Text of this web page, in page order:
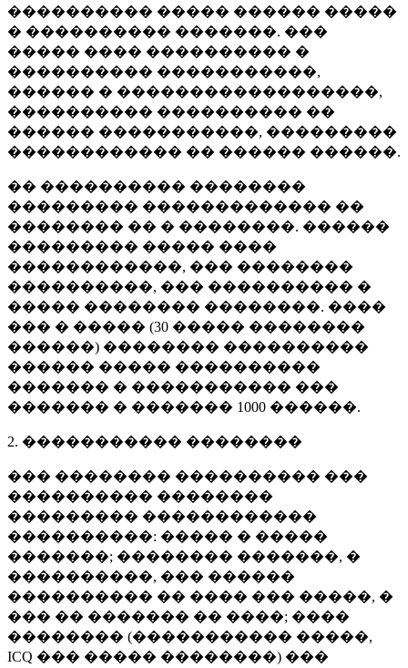
���������� ����� ������ �����
� ���������� �������. ���
����� ���� ���������� �
���������� �����������,
������ � ������������������,
���������� ���������� ��
������ �����������, ���������
������������ �� ������ ������.
�� ���������� ��������
��������� ������������� ��
�������� �� � ��������. ������
��������� ����� ����
������������, ��� ��������
����������, ��� ���������� �
����� �������� ��������. ����
��� � ����� (30 ����� ��������
������) �������� ����������
������ ����� ����������
������� � ����������� ���
������� � ������� 1000 ������.
2. ����������� ��������
��� �������� ���������� ���
���������� ��������
��������� ������������
����������: ����� � �����
�������; �������� �������, �
����������, ��� ������
���������� �� ���� ��� �����, �
��� �� ������� �� ����; ����
�������� (����������� �����,
ICQ ��� ����� ��������) ���